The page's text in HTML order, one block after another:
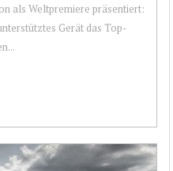
als Weltpremiere präsentiert:
Gerät das Top-